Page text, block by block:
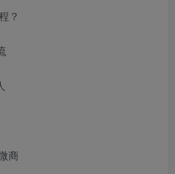
？
商